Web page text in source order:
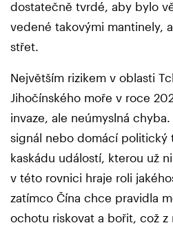
dostatečně tvrdé, aby bylo
vedené takovými mantinely,
střet.
Největším rizikem v oblasti
Jihočínského moře v roce
invaze, ale neúmyslná
signál nebo domácí politický
kaskádu událostí, kterou už
v této rovnici hraje roli
zatímco Čína chce pravidla
ochotu riskovat a bořit, což z